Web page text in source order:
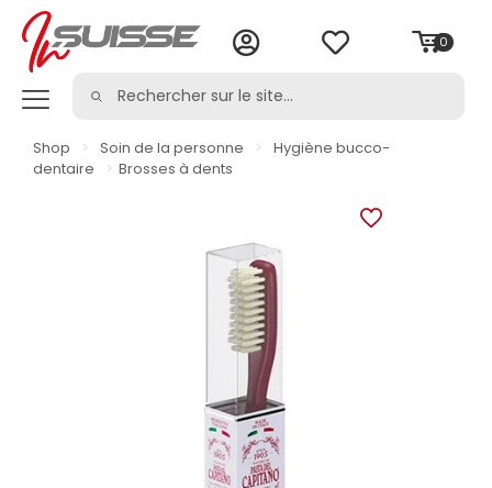
0
Shop > Soin de la personne >
Hygiène bucco-
dentaire
> Brosses à dents